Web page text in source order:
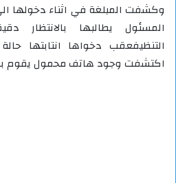
وكشفت المبلغة في اثناء دخولها
المسئول يطالبها بالانتظار
التنظيفعقب دخواها انتابتها
اكتشفت وجود هاتف محمول يقوم